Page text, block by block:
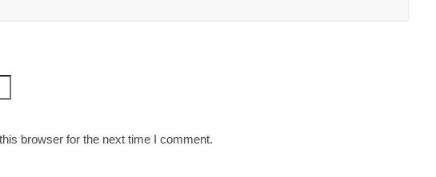
browser for the next time I comment.